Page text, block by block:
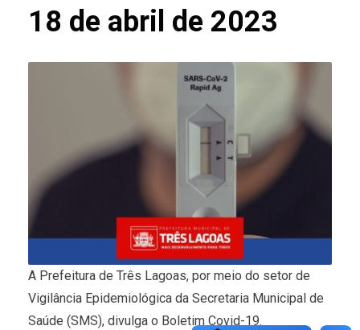
18 de abril de 2023
A Prefeitura de Três Lagoas, por meio do setor de
Vigilância Epidemiológica da Secretaria Municipal de
Saúde (SMS), divulga o Boletim Covid-19.